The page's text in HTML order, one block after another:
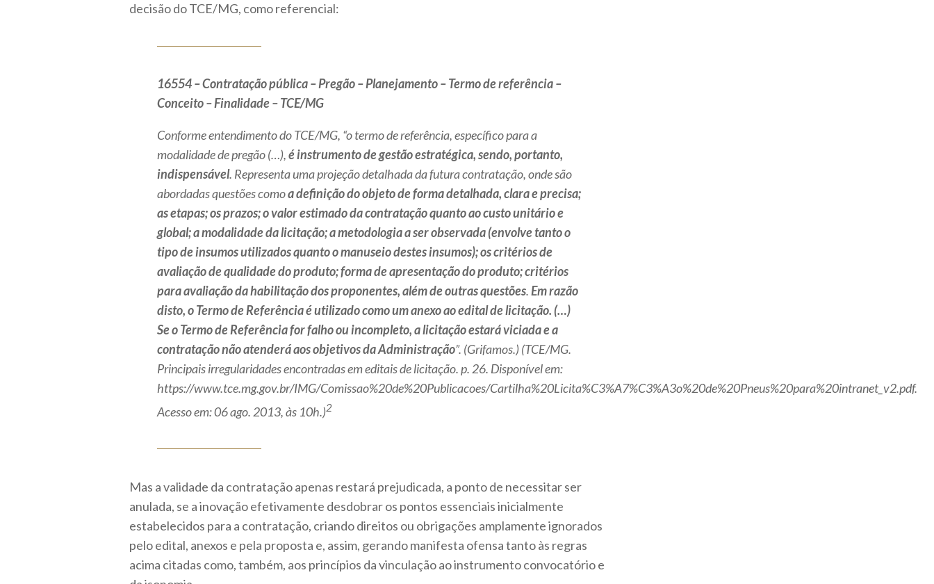
decisão do TCE/MG, como referencial:
16554 – Contratação pública – Pregão – Planejamento – Termo de referência –
Conceito – Finalidade – TCE/MG
Conforme entendimento do TCE/MG, “o termo de referência, específico para a
modalidade de pregão (…),é instrumento de gestão estratégica, sendo, portanto,
indispensável. Representa uma projeção detalhada da futura contratação, onde são
abordadas questões comoa definição do objeto de forma detalhada, clara e precisa;
as etapas; os prazos; o valor estimado da contratação quanto ao custo unitário e
global; a modalidade da licitação; a metodologia a ser observada (envolve tanto o
tipo de insumos utilizados quanto o manuseio destes insumos); os critérios de
avaliação de qualidade do produto; forma de apresentação do produto; critérios
para avaliação da habilitação dos proponentes, além de outras questões.Em razão
disto, o Termo de Referência é utilizado como um anexo ao edital de licitação. (…)
Se o Termo de Referência for falho ou incompleto, a licitação estará viciada e a
contratação não atenderá aos objetivos da Administração”. (Grifamos.) (TCE/MG.
Principais irregularidades encontradas em editais de licitação. p. 26. Disponível em:
https://www.tce.mg.gov.br/IMG/Comissao%20de%20Publicacoes/Cartilha%20Licita%C3%A7%C3%A3o%20de%20Pneus%20para%20intranet_v2.pdf.
Acesso em: 06 ago. 2013, às 10h.)2
Mas a validade da contratação apenas restará prejudicada, a ponto de necessitar ser
anulada, se a inovação efetivamente desdobrar os pontos essenciais inicialmente
estabelecidos para a contratação, criando direitos ou obrigações amplamente ignorados
pelo edital, anexos e pela proposta e, assim, gerando manifesta ofensa tanto às regras
acima citadas como, também, aos princípios da vinculação ao instrumento convocatório e